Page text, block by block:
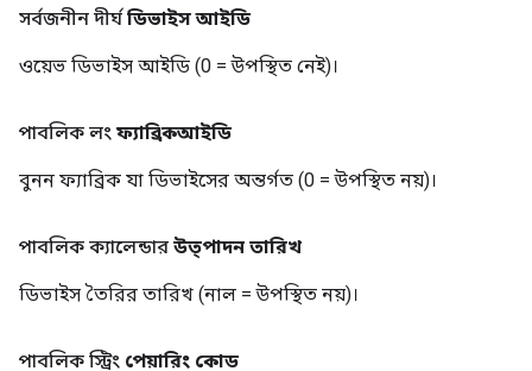
সর্বজনীন দীর্ঘ ডিভাইস আইডি
ওয়েভ ডিভাইস আইডি (0 = উপস্থিত নেই)।
পাবলিক লং ফ্যাব্রিকআইডি
বুনন ফ্যাব্রিক যা ডিভাইসের অন্তর্গত (0 = উপস্থিত নয়)।
পাবলিক ক্যালেন্ডার উত্পাদন তারিখ
ডিভাইস তৈরির তারিখ (নাল = উপস্থিত নয়)।
পাবলিক স্ট্রিং পেয়ারিং কোড